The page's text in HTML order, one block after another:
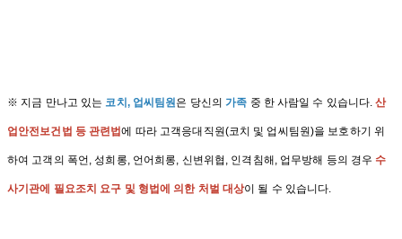
※ 지금 만나고 있는 코치, 업씨팀원은 당신의가족 중 한 사람일 수 있습니다.산
업안전보건법 등 관련법에 따라 고객응대직원(코치 및 업씨팀원)을 보호하기 위
하여 고객의 폭언, 성희롱, 언어희롱, 신변위협, 인격침해, 업무방해 등의 경우 수
사기관에 필요조치 요구 및 형법에 의한 처벌 대상이 될 수 있습니다.